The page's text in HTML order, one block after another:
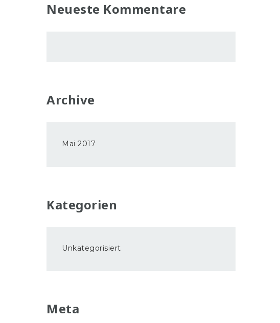
Neueste Kommentare
Archive
Mai 2017
Kategorien
Unkategorisiert
Meta